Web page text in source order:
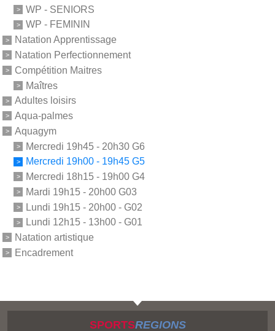
WP - SENIORS
WP - FEMININ
Natation Apprentissage
Natation Perfectionnement
Compétition Maitres
Maîtres
Adultes loisirs
Aqua-palmes
Aquagym
Mercredi 19h45 - 20h30 G6
Mercredi 19h00 - 19h45 G5
Mercredi 18h15 - 19h00 G4
Mardi 19h15 - 20h00 G03
Lundi 19h15 - 20h00 - G02
Lundi 12h15 - 13h00 - G01
Natation artistique
Encadrement
SPORTSREGIONS